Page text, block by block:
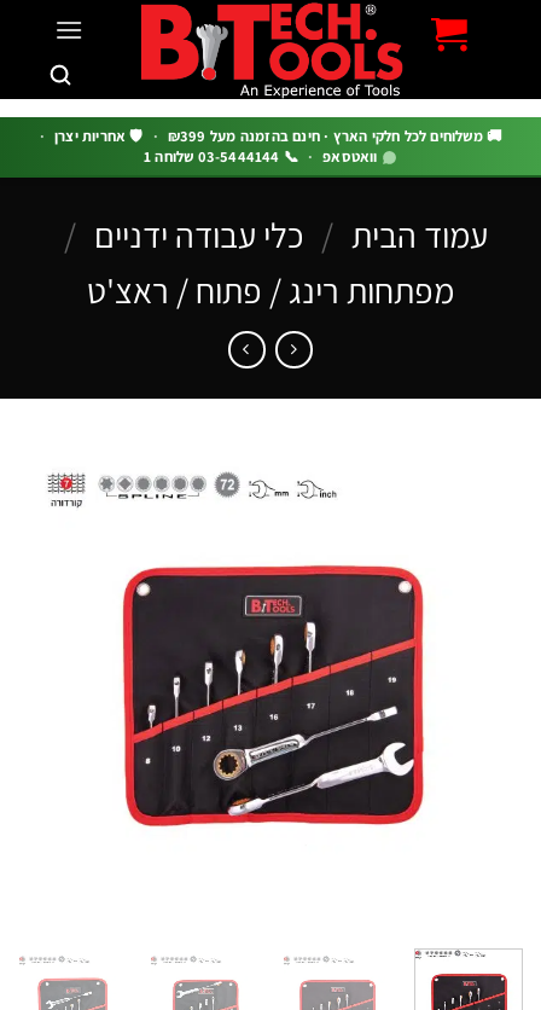
משלוחים לכל חלקי הארץ · חינם בהזמנה מעל ₪399 · 🛡️ אחריות יצרן ·
וואטסאפ · 📞 03-5444144 שלוחה 1
עמוד הבית / כלי עבודה ידניים /
מפתחות רינג / פתוח / ראצ'ט